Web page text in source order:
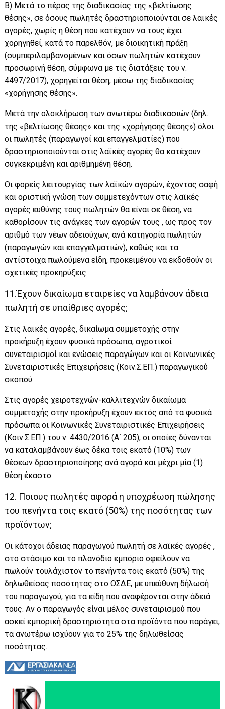
Β) Μετά το πέρας της διαδικασίας της «βελτίωσης
θέσης», σε όσους πωλητές δραστηριοποιούνται σε λαϊκές
αγορές, χωρίς η θέση που κατέχουν να τους έχει
χορηγηθεί, κατά το παρελθόν, με διοικητική πράξη
(συμπεριλαμβανομένων και όσων πωλητών κατέχουν
προσωρινή θέση, σύμφωνα με τις διατάξεις του ν.
4497/2017), χορηγείται θέση, μέσω της διαδικασίας
«χορήγησης θέσης».
Μετά την ολοκλήρωση των ανωτέρω διαδικασιών (δηλ.
της «βελτίωσης θέσης» και της «χορήγησης θέσης») όλοι
οι πωλητές (παραγωγοί και επαγγελματίες) που
δραστηριοποιούνται στις λαϊκές αγορές θα κατέχουν
συγκεκριμένη και αριθμημένη θέση.
Οι φορείς λειτουργίας των λαϊκών αγορών, έχοντας σαφή
και οριστική γνώση των συμμετεχόντων στις λαϊκές
αγορές ευθύνης τους πωλητών θα είναι σε θέση, να
καθορίσουν τις ανάγκες των αγορών τους , ως προς τον
αριθμό των νέων αδειούχων, ανά κατηγορία πωλητών
(παραγωγών και επαγγελματιών), καθώς και τα
αντίστοιχα πωλούμενα είδη, προκειμένου να εκδοθούν οι
σχετικές προκηρύξεις.
11.Έχουν δικαίωμα εταιρείες να λαμβάνουν άδεια
πωλητή σε υπαίθριες αγορές;
Στις λαϊκές αγορές, δικαίωμα συμμετοχής στην
προκήρυξη έχουν φυσικά πρόσωπα, αγροτικοί
συνεταιρισμοί και ενώσεις παραγώγων και οι Κοινωνικές
Συνεταιριστικές Επιχειρήσεις (Κοιν.Σ.ΕΠ.) παραγωγικού
σκοπού.
Στις αγορές χειροτεχνών-καλλιτεχνών δικαίωμα
συμμετοχής στην προκήρυξη έχουν εκτός από τα φυσικά
πρόσωπα οι Κοινωνικές Συνεταιριστικές Επιχειρήσεις
(Κοιν.Σ.ΕΠ.) του ν. 4430/2016 (Α΄ 205), οι οποίες δύνανται
να καταλαμβάνουν έως δέκα τοις εκατό (10%) των
θέσεων δραστηριοποίησης ανά αγορά και μέχρι μία (1)
θέση έκαστο.
12. Ποιους πωλητές αφορά η υποχρέωση πώλησης
του πενήντα τοις εκατό (50%) της ποσότητας των
προϊόντων;
Οι κάτοχοι άδειας παραγωγού πωλητή σε λαϊκές αγορές ,
στο στάσιμο και το πλανόδιο εμπόριο οφείλουν να
πωλούν τουλάχιστον το πενήντα τοις εκατό (50%) της
δηλωθείσας ποσότητας στο ΟΣΔΕ, με υπεύθυνη δήλωσή
του παραγωγού, για τα είδη που αναφέρονται στην άδειά
τους. Αν ο παραγωγός είναι μέλος συνεταιρισμού που
ασκεί εμπορική δραστηριότητα στα προϊόντα που παράγει,
τα ανωτέρω ισχύουν για το 25% της δηλωθείσας
ποσότητας.